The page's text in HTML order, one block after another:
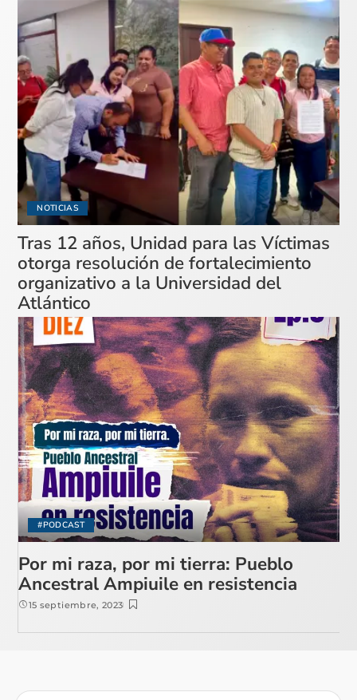
NOTICIAS
Tras 12 años, Unidad para las Víctimas
otorga resolución de fortalecimiento
organizativo a la Universidad del
Atlántico
#PODCAST
Por mi raza, por mi tierra: Pueblo
Ancestral Ampiuile en resistencia
15 septiembre, 2023